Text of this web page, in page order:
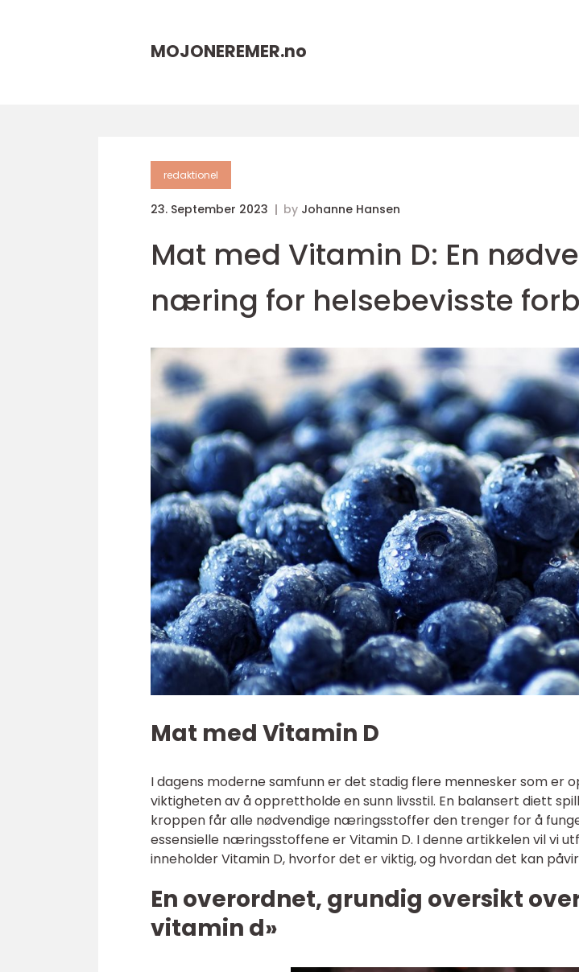
MOJONEREMER.no
redaktionel
23. September 2023 by Johanne Hansen
Mat med Vitamin D: En
næring for helsebevisste
Mat med Vitamin D
I dagens moderne samfunn er det stadig flere mennesker som er
viktigheten av å opprettholde en sunn livsstil. En balansert diett
kroppen får alle nødvendige næringsstoffer den trenger for å
essensielle næringsstoffene er Vitamin D. I denne artikkelen vil vi
inneholder Vitamin D, hvorfor det er viktig, og hvordan det kan
En overordnet, grundig oversikt
vitamin d»